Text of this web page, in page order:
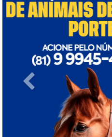
Previous